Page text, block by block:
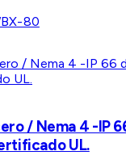
80
/ Nema 4 -IP
UL.